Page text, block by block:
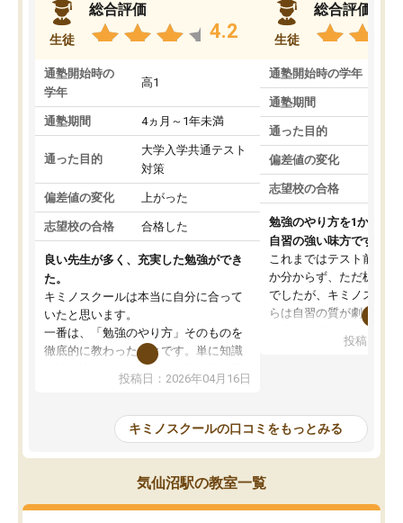
生徒
総合評価
4.2
通塾開始時の
学年
高1
通塾期間 4ヵ月～1年未満
通った目的
大学入学共通テスト
対策
偏差値の変化 上がった
志望校の合格 合格した
良い先生が多く、充実した勉強ができ
た。
キミノスクールは本当に自分に合って
いたと思います。
一番は、「勉強のやり方」そのものを
徹底的に教わったことです。単に知識
を詰め込むのではなく、自学自習の習
慣が身につくよう並走してくれるの
はなくなりました。
講師の方との距離も近く、親身なコー
チングのおかげで、停滞期もモチベー
ションを維持できました。「やらされ
る勉強」から「目標のための勉強」へ
投稿日：2026年04月16日
生徒
総合評価
通塾開始時の学年
通塾期間
通った目的
偏差値の変化
志望校の合格
勉強のやり方を1から教
自習の強い味方です。
これまではテスト前に何
か分からず、ただ机に座
でしたが、キミノスクー
らは自習の質が劇的に変
を明確にしてくれるの
の仕方をコーチングして
ルなので、家での学習習
身につきました。結果と
た。自分から学ぶ姿勢を
投稿日：
キミノスクールの口コミをもっとみる
気仙沼駅の教室一覧